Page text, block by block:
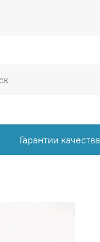
Гарантии качества